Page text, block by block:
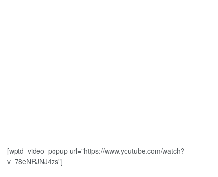
[wptd_video_popup url="https://www.youtube.com/watch?
v=78eNRJNJ4zs"]